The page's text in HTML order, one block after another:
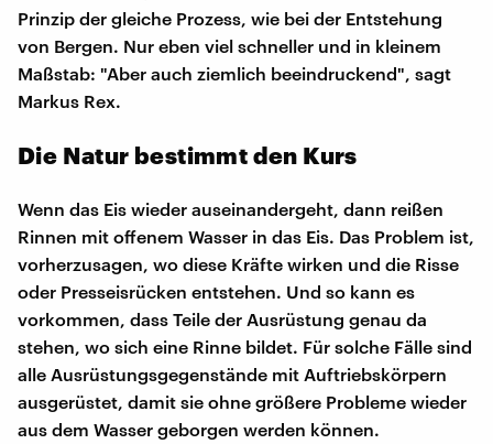
Prinzip der gleiche Prozess, wie bei der Entstehung
von Bergen. Nur eben viel schneller und in kleinem
Maßstab: "Aber auch ziemlich beeindruckend", sagt
Markus Rex.
Die Natur bestimmt den Kurs
Wenn das Eis wieder auseinandergeht, dann reißen
Rinnen mit offenem Wasser in das Eis. Das Problem ist,
vorherzusagen, wo diese Kräfte wirken und die Risse
oder Presseisrücken entstehen. Und so kann es
vorkommen, dass Teile der Ausrüstung genau da
stehen, wo sich eine Rinne bildet. Für solche Fälle sind
alle Ausrüstungsgegenstände mit Auftriebskörpern
ausgerüstet, damit sie ohne größere Probleme wieder
aus dem Wasser geborgen werden können.